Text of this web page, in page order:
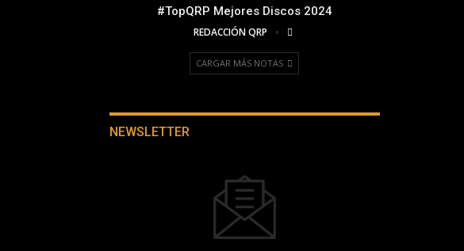
#TopQRP Mejores Discos 2024
REDACCIÓN QRP
CARGAR MÁS NOTAS
NEWSLETTER